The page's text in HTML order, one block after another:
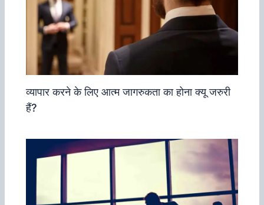
व्‍यापार करने के लिए आत्‍म जागरुकता का होना क्‍यू जरुरी
हैं?